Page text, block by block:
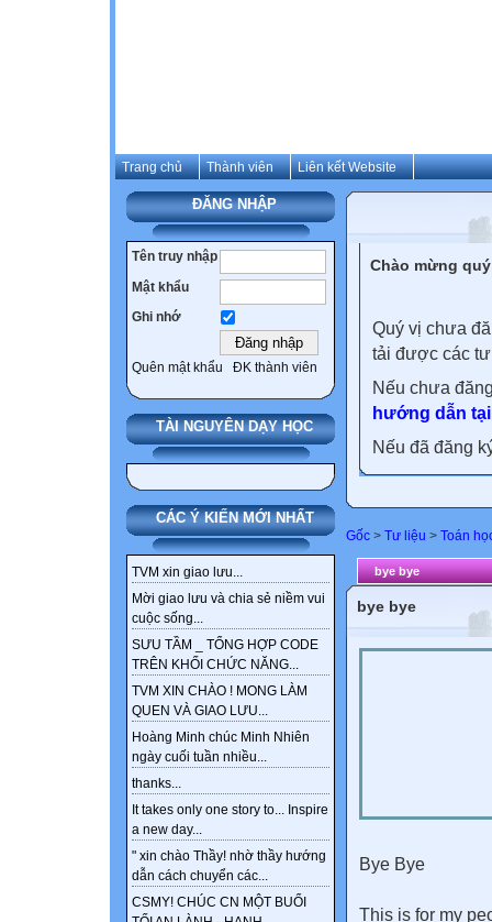
Trang chủ Thành viên Liên kết Website
ĐĂNG NHẬP
Tên truy nhập
Mật khẩu
Ghi nhớ
Quên mật khẩu ĐK thành viên
TÀI NGUYÊN DẠY HỌC
CÁC Ý KIẾN MỚI NHẤT
TVM xin giao lưu...
Mời giao lưu và chia sẻ niềm vui
cuộc sống...
SƯU TẦM _ TỔNG HỢP CODE
TRÊN KHỐI CHỨC NĂNG...
TVM XIN CHÀO ! MONG LÀM
QUEN VÀ GIAO LƯU...
Hoàng Minh chúc Minh Nhiên
ngày cuối tuần nhiều...
thanks...
It takes only one story to... Inspire
a new day...
" xin chào Thầy! nhờ thầy hướng
dẫn cách chuyển các...
CSMY! CHÚC CN MỘT BUỔI
Chào mừng
Quý vị chưa
tải được các
Nếu chưa
hướng dẫn
Nếu đã đăng
Gốc > Tư liệu > Toán
bye bye
bye bye
Bye Bye
This is for my